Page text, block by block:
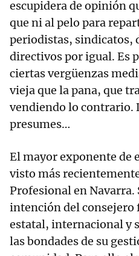
escupidera de opinión
que ni al pelo para
periodistas, sindicatos,
directivos por igual. Es
ciertas vergüenzas
vieja que la pana, que
vendiendo lo contrario.
presumes…
El mayor exponente de
visto más
Profesional en Navarra.
intención del consejero
estatal, internacional y
las bondades de su